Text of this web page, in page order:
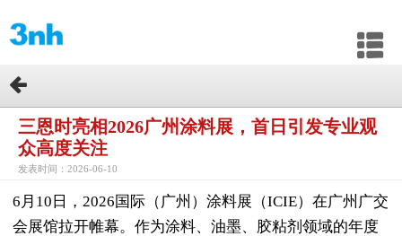
三恩时亮相2026广州涂料展，首日引发专业观
众高度关注
发表时间：2026-06-10
6月10日，2026国际（广州）涂料展（ICIE）在广州广交
会展馆拉开帷幕。作为涂料、油墨、胶粘剂领域的年度